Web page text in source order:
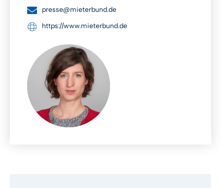
presse@mieterbund.de
https://www.mieterbund.de